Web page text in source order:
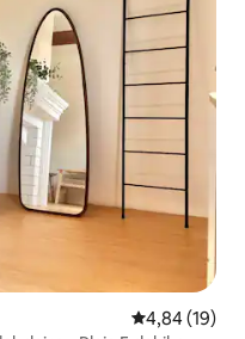
5 üzerinden
4,84 (19)